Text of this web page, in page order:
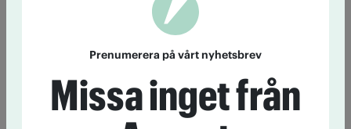
Prenumerera på vårt nyhetsbrev
Missa inget från